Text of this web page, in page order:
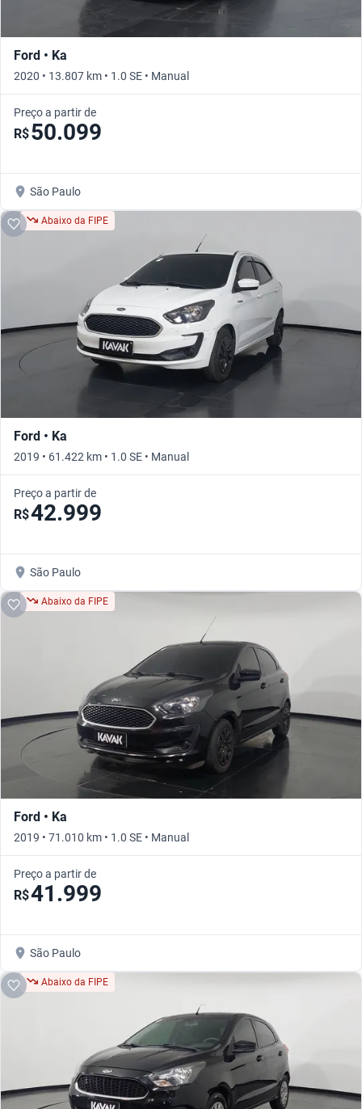
Ford • Ka
2020 • 13.807 km • 1.0 SE • Manual
Preço a partir de
R$50.099
São Paulo
Abaixo da FIPE
Ford • Ka
2019 • 61.422 km • 1.0 SE • Manual
Preço a partir de
R$42.999
São Paulo
Abaixo da FIPE
Ford • Ka
2019 • 71.010 km • 1.0 SE • Manual
Preço a partir de
R$41.999
São Paulo
Abaixo da FIPE